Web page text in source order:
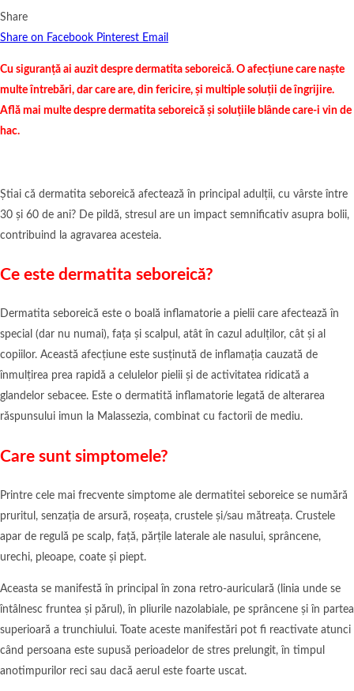
Share
Share on Facebook Pinterest Email
Cu siguranță ai auzit despre dermatita seboreică. O afecțiune care naște
multe întrebări, dar care are, din fericire, și multiple soluții de îngrijire.
Află mai multe despre dermatita seboreică și soluțiile blânde care-i vin de
hac.
Știai că dermatita seboreică afectează în principal adulții, cu vârste între
30 și 60 de ani? De pildă, stresul are un impact semnificativ asupra bolii,
contribuind la agravarea acesteia.
Ce este dermatita seboreică?
Dermatita seboreică este o boală inflamatorie a pielii care afectează în
special (dar nu numai), fața și scalpul, atât în cazul adulților, cât și al
copiilor. Această afecțiune este susținută de inflamația cauzată de
înmulțirea prea rapidă a celulelor pielii și de activitatea ridicată a
glandelor sebacee. Este o dermatită inflamatorie legată de alterarea
răspunsului imun la Malassezia, combinat cu factorii de mediu.
Care sunt simptomele?
Printre cele mai frecvente simptome ale dermatitei seboreice se numără
pruritul, senzația de arsură, roșeața, crustele și/sau mătreața. Crustele
apar de regulă pe scalp, față, părțile laterale ale nasului, sprâncene,
urechi, pleoape, coate și piept.
Aceasta se manifestă în principal în zona retro-auriculară (linia unde se
întâlnesc fruntea și părul), în pliurile nazolabiale, pe sprâncene și în partea
superioară a trunchiului. Toate aceste manifestări pot fi reactivate atunci
când persoana este supusă perioadelor de stres prelungit, în timpul
anotimpurilor reci sau dacă aerul este foarte uscat.